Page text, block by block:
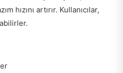
hızını artırır. Kullanıcılar,